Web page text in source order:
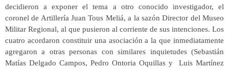
decidieron a exponer el tema a otro conocido investigador, el
coronel de Artillería Juan Tous Meliá, a la sazón Director del Museo
Militar Regional, al que pusieron al corriente de sus intenciones. Los
cuatro acordaron constituir una asociación a la que inmediatamente
agregaron a otras personas con similares inquietudes (Sebastián
Matías Delgado Campos, Pedro Ontoria Oquillas y Luis Martínez